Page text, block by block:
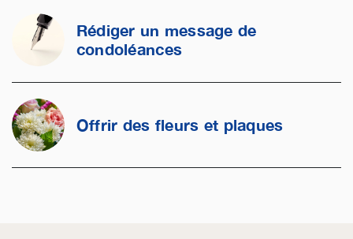
Rédiger un message de
condoléances
Offrir des fleurs et plaques